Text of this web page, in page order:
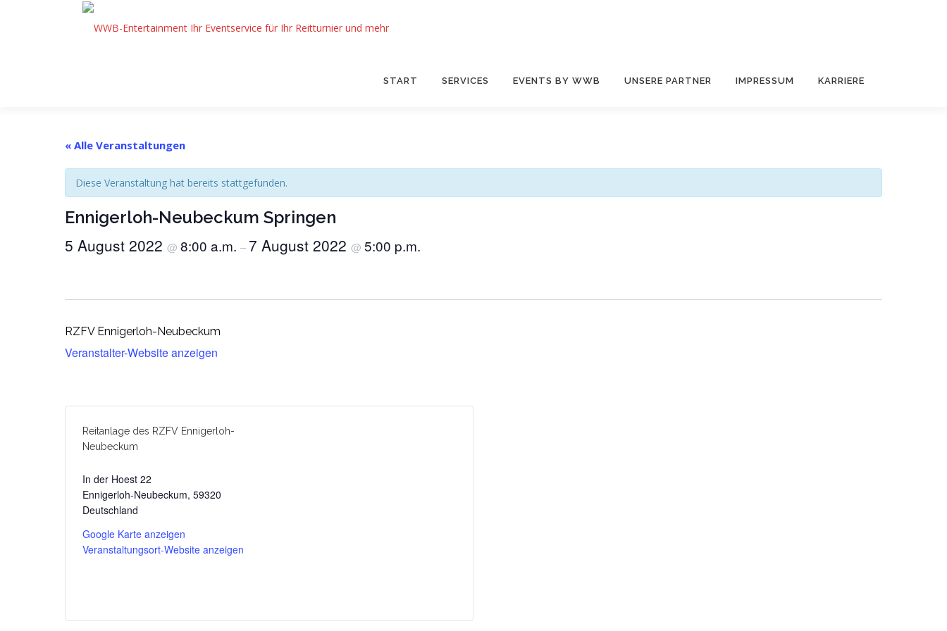
START SERVICES EVENTS BY WWB UNSERE PARTNER IMPRESSUM KARRIERE
« Alle Veranstaltungen
Diese Veranstaltung hat bereits stattgefunden.
Ennigerloh-Neubeckum Springen
5 August 2022 @ 8:00 a.m. – 7 August 2022 @ 5:00 p.m.
RZFV Ennigerloh-Neubeckum
Veranstalter-Website anzeigen
Reitanlage des RZFV Ennigerloh-
Neubeckum
In der Hoest 22
Ennigerloh-Neubeckum, 59320
Deutschland
Google Karte anzeigen
Veranstaltungsort-Website anzeigen